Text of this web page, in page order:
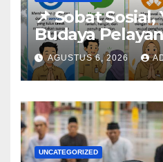
📌 Sobat
Budaya
AGUSTUS 6, 2026
UNCATEGORIZED